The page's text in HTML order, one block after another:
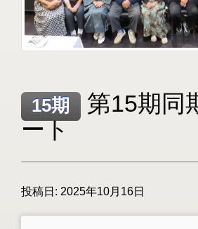
15期
第15期同
ート
投稿日: 2025年10月16日